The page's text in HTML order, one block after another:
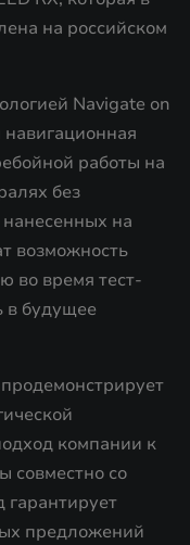
на российском
Navigate on
работы на
без
на
возможность
во время тест-
в будущее
компании к
совместно со
гарантирует
предложений